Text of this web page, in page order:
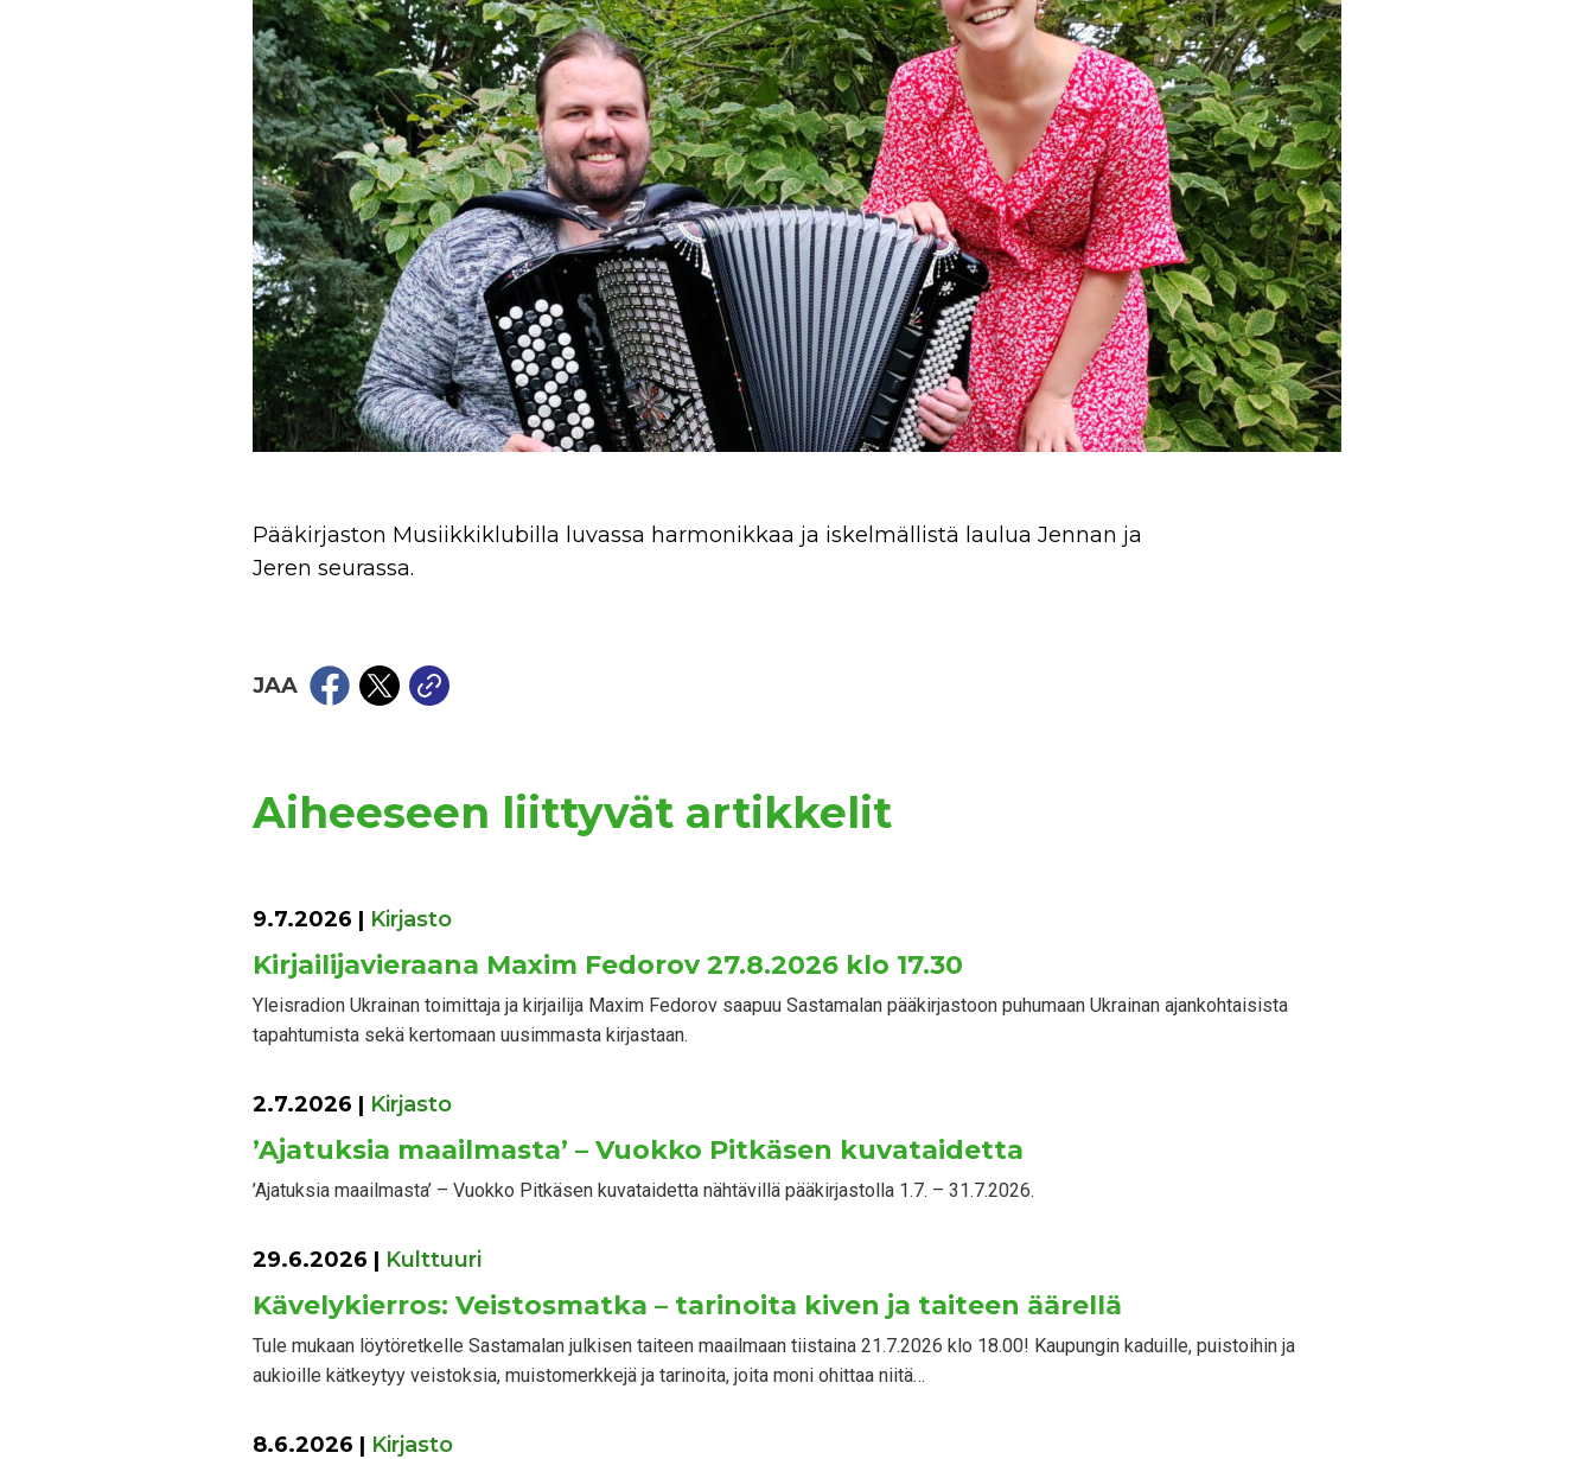
Pääkirjaston Musiikkiklubilla luvassa harmonikkaa ja iskelmällistä laulua Jennan ja
Jeren seurassa.
JAA
Aiheeseen liittyvät artikkelit
9.7.2026 | Kirjasto
Kirjailijavieraana Maxim Fedorov 27.8.2026 klo 17.30
Yleisradion Ukrainan toimittaja ja kirjailija Maxim Fedorov saapuu Sastamalan pääkirjastoon puhumaan Ukrainan ajankohtaisista
tapahtumista sekä kertomaan uusimmasta kirjastaan.
2.7.2026 | Kirjasto
’Ajatuksia maailmasta’ – Vuokko Pitkäsen kuvataidetta
’Ajatuksia maailmasta’ – Vuokko Pitkäsen kuvataidetta nähtävillä pääkirjastolla 1.7. – 31.7.2026.
29.6.2026 | Kulttuuri
Kävelykierros: Veistosmatka – tarinoita kiven ja taiteen äärellä
Tule mukaan löytöretkelle Sastamalan julkisen taiteen maailmaan tiistaina 21.7.2026 klo 18.00! Kaupungin kaduille, puistoihin ja
aukioille kätkeytyy veistoksia, muistomerkkejä ja tarinoita, joita moni ohittaa niitä…
8.6.2026 | Kirjasto